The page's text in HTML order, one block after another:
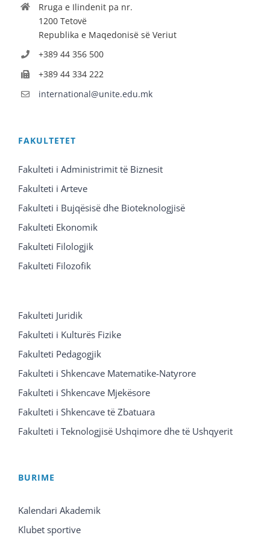
Rruga e Ilindenit pa nr.
1200 Tetovë
Republika e Maqedonisë së Veriut
+389 44 356 500
+389 44 334 222
international@unite.edu.mk
FAKULTETET
Fakulteti i Administrimit të Biznesit
Fakulteti i Arteve
Fakulteti i Bujqësisë dhe Bioteknologjisë
Fakulteti Ekonomik
Fakulteti Filologjik
Fakulteti Filozofik
Fakulteti Juridik
Fakulteti i Kulturës Fizike
Fakulteti Pedagogjik
Fakulteti i Shkencave Matematike-Natyrore
Fakulteti i Shkencave Mjekësore
Fakulteti i Shkencave të Zbatuara
Fakulteti i Teknologjisë Ushqimore dhe të Ushqyerit
BURIME
Kalendari Akademik
Klubet sportive